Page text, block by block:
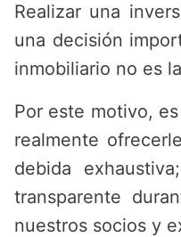
Realizar una
una decisión
inmobiliario no es
Por este motivo,
realmente
debida
transparente
nuestros socios y